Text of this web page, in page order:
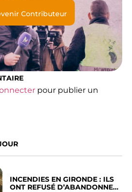
Contributeur
pour publier un
INCENDIES EN GIRONDE : ILS
ONT REFUSÉ D’ABANDONNER